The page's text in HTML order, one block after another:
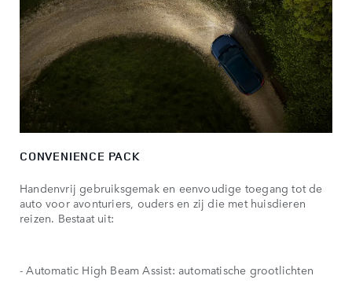
CONVENIENCE PACK
Handenvrij gebruiksgemak en eenvoudige toegang tot de
auto voor avonturiers, ouders en zij die met huisdieren
reizen. Bestaat uit:
- Automatic High Beam Assist: automatische grootlichten